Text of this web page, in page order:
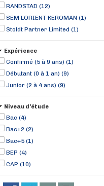
RANDSTAD (12)
SEM LORIENT KEROMAN (1)
Stoldt Partner Limited (1)
Expérience
Confirmé (5 à 9 ans) (1)
Débutant (0 à 1 an) (9)
Junior (2 à 4 ans) (9)
Niveau d'étude
Bac (4)
Bac+2 (2)
Bac+5 (1)
BEP (4)
CAP (10)